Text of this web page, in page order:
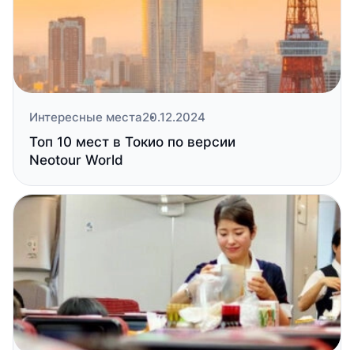
Интересные места20.12.2024
Топ 10 мест в Токио по версии
Neotour World